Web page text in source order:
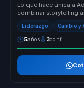
Lo que hace única a
combinar storytelling
ofreciendo un...
Liderazgo Cambio y
5años 3conf.